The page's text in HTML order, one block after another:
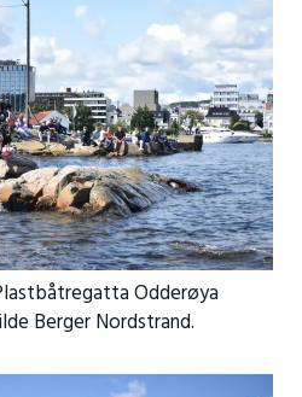
Odderøya
Berger Nordstrand.